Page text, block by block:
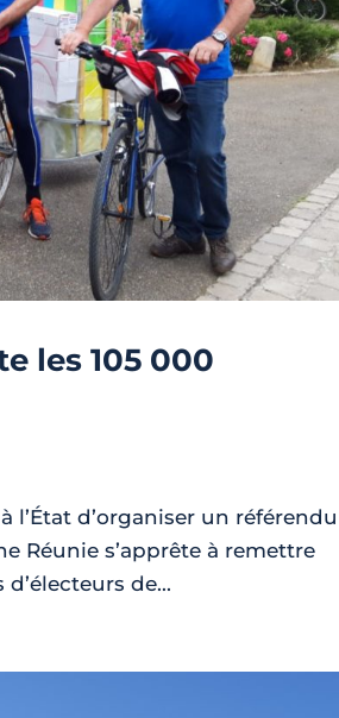
les 105 000
l’État d’organiser un
Réunie s’apprête à remettre
de...